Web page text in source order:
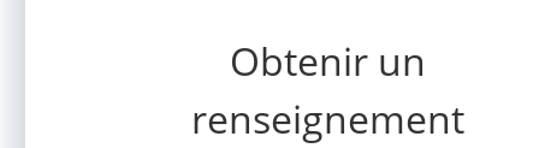
Obtenir un
renseignement